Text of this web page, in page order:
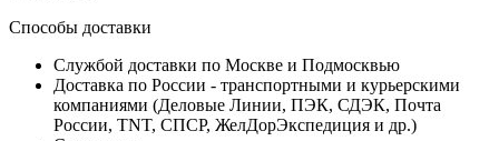
Способы доставки
Службой доставки по Москве и Подмосквью
Доставка по России - транспортными и курьерскими
компаниями (Деловые Линии, ПЭК, СДЭК, Почта
России, TNT, СПСР, ЖелДорЭкспедиция и др.)